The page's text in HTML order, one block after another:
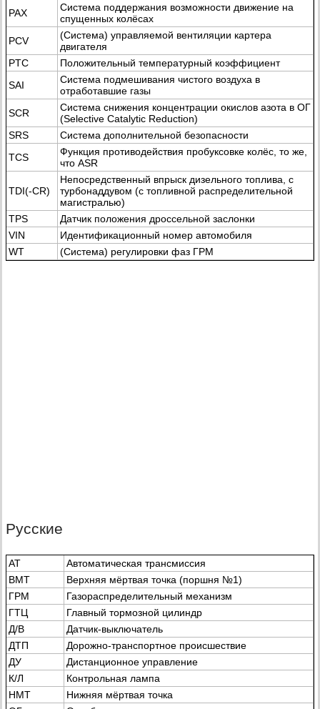
PAX
Система поддержания возможности движение на
спущенных колёсах
PCV
(Система) управляемой вентиляции картера
двигателя
PTC
Положительный температурный коэффициент
SAI
Система подмешивания чистого воздуха в
отработавшие газы
SCR
Система снижения концентрации окислов азота в ОГ
(Selective Catalytic Reduction)
SRS
Система дополнительной безопасности
TCS
Функция противодействия пробуксовке колёс, то же,
что ASR
TDI(-CR)
Непосредственный впрыск дизельного топлива, с
турбонаддувом (с топливной распределительной
магистралью)
TPS
Датчик положения дроссельной заслонки
VIN
Идентификационный номер автомобиля
WT
(Система) регулировки фаз ГРМ
Русские
AT
Автоматическая трансмиссия
BMT
Верхняя мёртвая точка (поршня №1)
ГРМ
Газораспределительный механизм
ГТЦ
Главный тормозной цилиндр
Д/В
Датчик-выключатель
ДТП
Дорожно-транспортное происшествие
ДУ
Дистанционное управление
К/Л
Контрольная лампа
НМТ
Нижняя мёртвая точка